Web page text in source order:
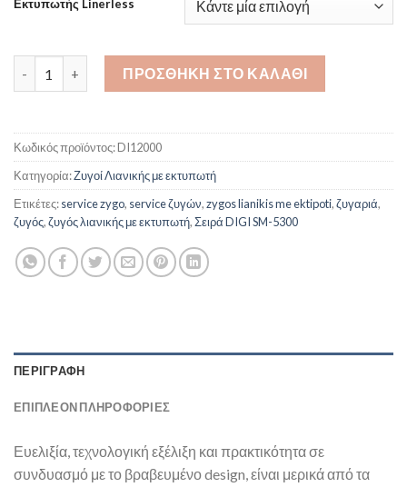
Εκτυπωτής Linerless
Ζυγός Λιανικής Πώλησης DIGI SM-5300L EV ποσότητα
ΠΡΟΣΘΉΚΗ ΣΤΟ ΚΑΛΆΘΙ
Κωδικός προϊόντος:DI12000
Κατηγορία:Ζυγοί Λιανικής με εκτυπωτή
Ετικέτες:service zygo, service ζυγών,zygos lianikis me ektipoti,ζυγαριά,
ζυγός,ζυγός λιανικής με εκτυπωτή,Σειρά DIGI SM-5300
ΠΕΡΙΓΡΑΦΉ
ΕΠΙΠΛΈΟΝ ΠΛΗΡΟΦΟΡΊΕΣ
Ευελιξία, τεχνολογική εξέλιξη και πρακτικότητα σε
συνδυασμό με το βραβευμένο design, είναι μερικά από τα